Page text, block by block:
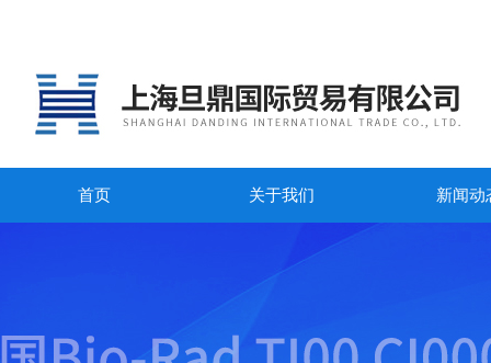
首页 关于我们 新闻动